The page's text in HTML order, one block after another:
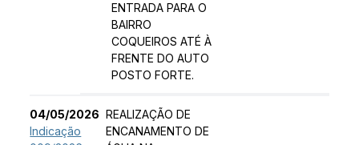
ENTRADA PARA O
BAIRRO
COQUEIROS ATÉ À
FRENTE DO AUTO
POSTO FORTE.
04/05/2026
Indicação
REALIZAÇÃO DE
ENCANAMENTO DE